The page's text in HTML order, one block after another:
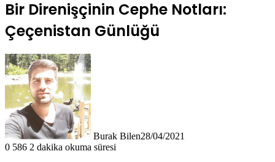
Bir Direnişçinin Cephe Notları:
Çeçenistan Günlüğü
Burak Bilen28/04/2021
0 586 2 dakika okuma süresi